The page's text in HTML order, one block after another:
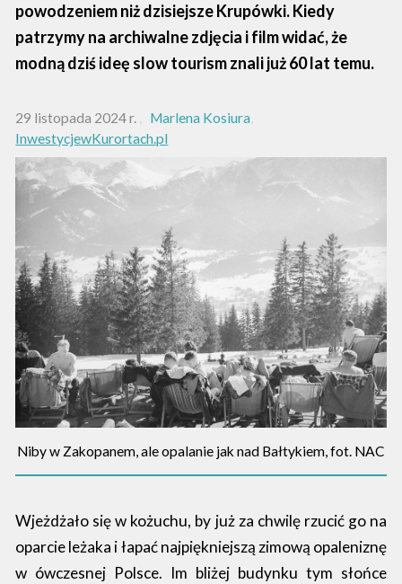
powodzeniem niż dzisiejsze Krupówki. Kiedy
patrzymy na archiwalne zdjęcia i film widać, że
modną dziś ideę slow tourism znali już 60 lat temu.
29 listopada 2024 r.
Marlena Kosiura
InwestycjewKurortach.pl
Niby w Zakopanem, ale opalanie jak nad Bałtykiem, fot. NAC
Wjeżdżało się w kożuchu, by już za chwilę rzucić go na
oparcie leżaka i łapać najpiękniejszą zimową opaleniznę
w ówczesnej Polsce. Im bliżej budynku tym słońce